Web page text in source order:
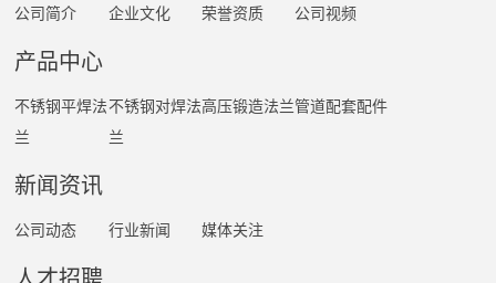
公司简介 企业文化 荣誉资质 公司视频
产品中心
不锈钢平焊法
兰
不锈钢对焊法
兰
高压锻造法兰管道配套配件
新闻资讯
公司动态 行业新闻 媒体关注